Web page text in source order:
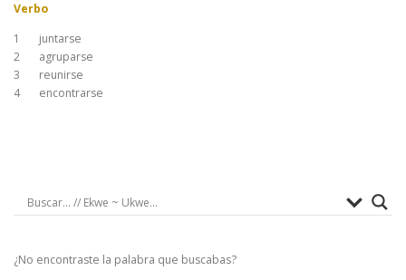
Verbo
1
juntarse
2
agruparse
3
reunirse
4
encontrarse
¿No encontraste la palabra que buscabas?